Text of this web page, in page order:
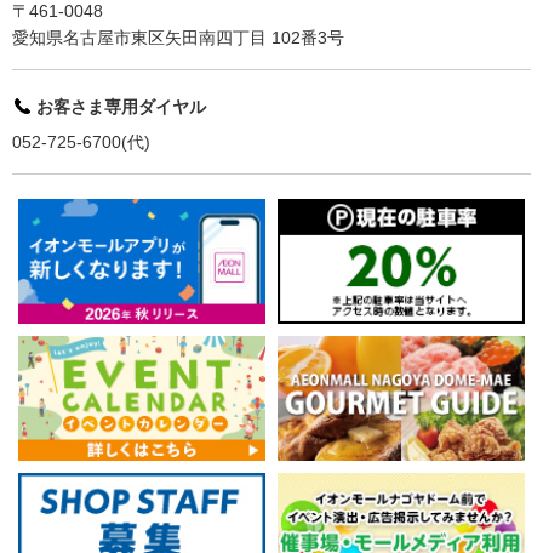
〒461-0048
愛知県名古屋市東区矢田南四丁目 102番3号
お客さま専用ダイヤル
052-725-6700(代)